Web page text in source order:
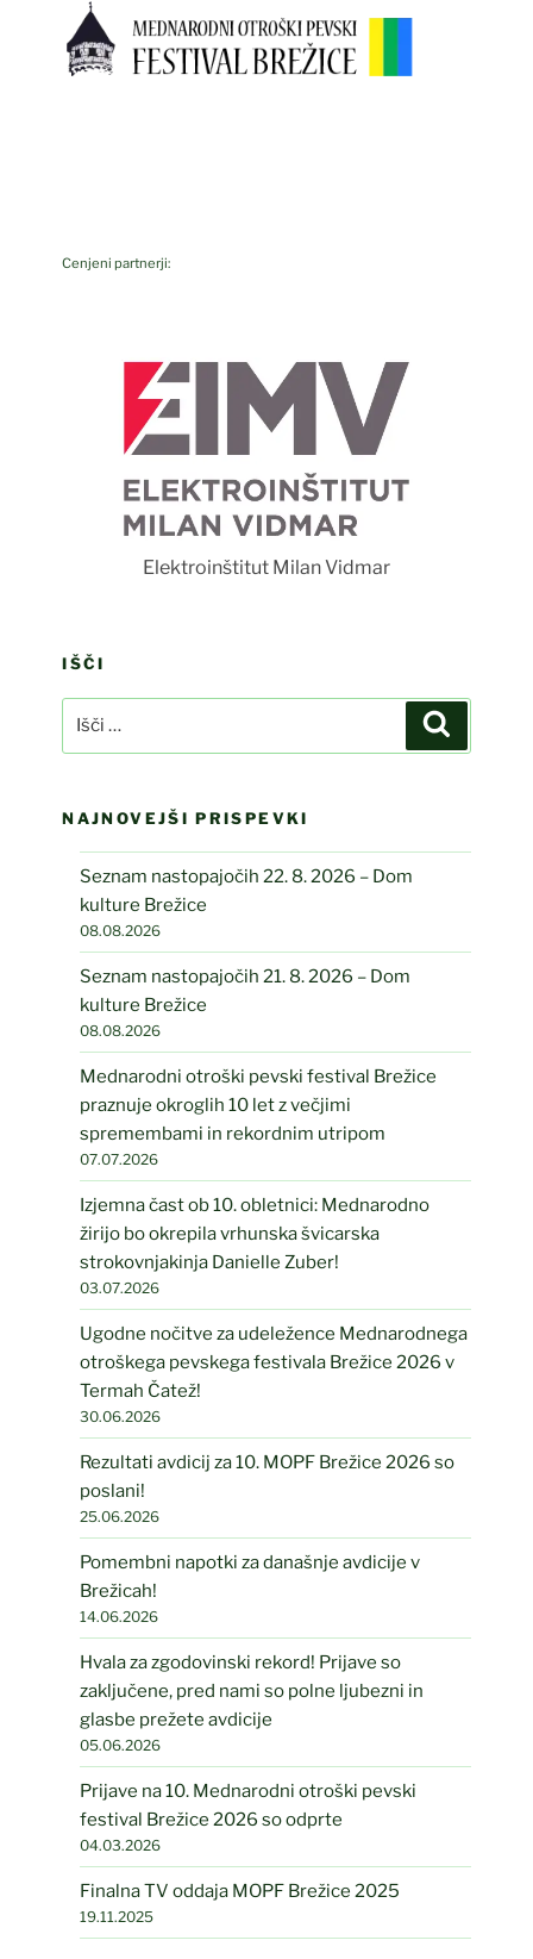
Cenjeni partnerji:
Elektroinštitut Milan Vidmar
IŠČI
NAJNOVEJŠI PRISPEVKI
Seznam nastopajočih 22. 8. 2026 – Dom
kulture Brežice
08.08.2026
Seznam nastopajočih 21. 8. 2026 – Dom
kulture Brežice
08.08.2026
Mednarodni otroški pevski festival Brežice
praznuje okroglih 10 let z večjimi
spremembami in rekordnim utripom
07.07.2026
Izjemna čast ob 10. obletnici: Mednarodno
žirijo bo okrepila vrhunska švicarska
strokovnjakinja Danielle Zuber!
03.07.2026
Ugodne nočitve za udeležence Mednarodnega
otroškega pevskega festivala Brežice 2026 v
Termah Čatež!
30.06.2026
Rezultati avdicij za 10. MOPF Brežice 2026 so
poslani!
25.06.2026
Pomembni napotki za današnje avdicije v
Brežicah!
14.06.2026
Hvala za zgodovinski rekord! Prijave so
zaključene, pred nami so polne ljubezni in
glasbe prežete avdicije
05.06.2026
Prijave na 10. Mednarodni otroški pevski
festival Brežice 2026 so odprte
04.03.2026
Finalna TV oddaja MOPF Brežice 2025
19.11.2025